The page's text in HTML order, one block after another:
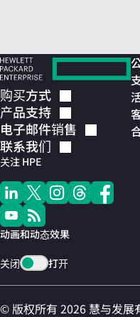
购买方式
产品支持
电子邮件销售
联系我们
关注 HPE
动画和动态效果
关闭 打开
© 版权所有 2026 慧与发展